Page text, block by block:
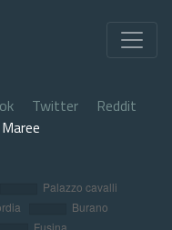
Twitter
Reddit
Maree